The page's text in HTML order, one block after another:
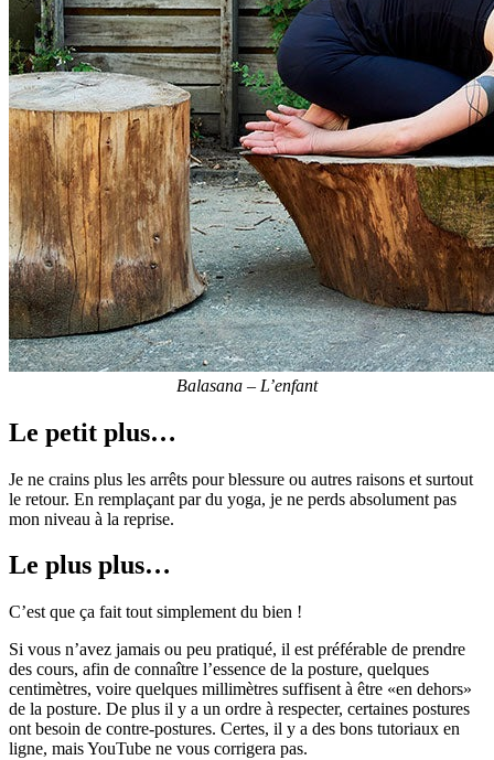
Balasana – L’enfant
Le petit plus…
Je ne crains plus les arrêts pour blessure ou autres raisons et surtout
le retour. En remplaçant par du yoga, je ne perds absolument pas
mon niveau à la reprise.
Le plus plus…
C’est que ça fait tout simplement du bien !
Si vous n’avez jamais ou peu pratiqué, il est préférable de prendre
des cours, afin de connaître l’essence de la posture, quelques
centimètres, voire quelques millimètres suffisent à être «en dehors»
de la posture. De plus il y a un ordre à respecter, certaines postures
ont besoin de contre-postures. Certes, il y a des bons tutoriaux en
ligne, mais YouTube ne vous corrigera pas.